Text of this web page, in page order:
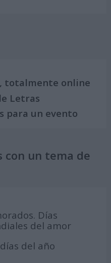
totalmente online
Letras
para un evento
con un tema de
Días
del amor
del año